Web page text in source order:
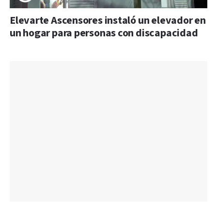
Elevarte Ascensores instaló un elevador en
un hogar para personas con discapacidad